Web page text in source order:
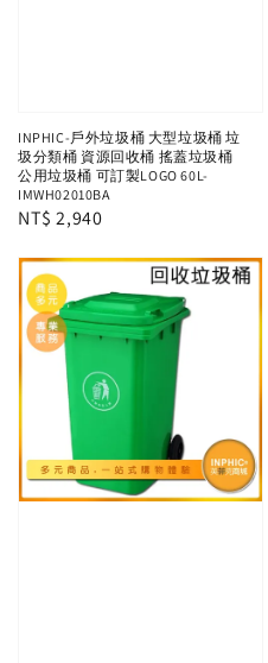
INPHIC-戶外垃圾桶 大型垃圾桶 垃
圾分類桶 資源回收桶 搖蓋垃圾桶
公用垃圾桶 可訂製LOGO 60L-
IMWH02010BA
Regular
NT$ 2,940